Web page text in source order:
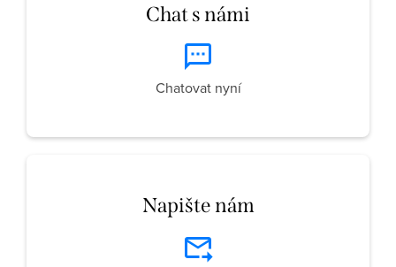
Chat s námi
Chatovat nyní
Napište nám